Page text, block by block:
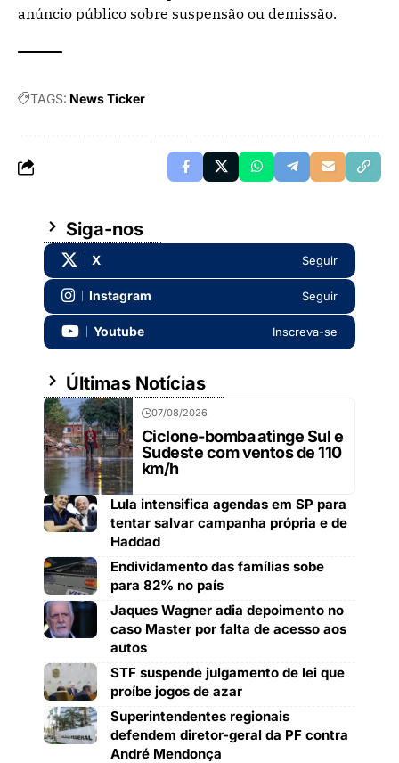
anúncio público sobre suspensão ou demissão.
TAGS: News Ticker
Siga-nos
X Seguir
Instagram Seguir
Youtube Inscreva-se
Últimas Notícias
07/08/2026
Ciclone-bomba atinge Sul e
Sudeste com ventos de 110
km/h
Lula intensifica agendas em SP para
tentar salvar campanha própria e de
Haddad
Endividamento das famílias sobe
para 82% no país
Jaques Wagner adia depoimento no
caso Master por falta de acesso aos
autos
STF suspende julgamento de lei que
proíbe jogos de azar
Superintendentes regionais
defendem diretor-geral da PF contra
André Mendonça